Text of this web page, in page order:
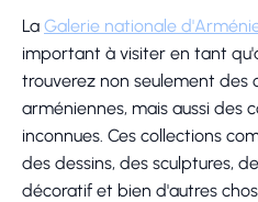
La Galerie nationale
important à visiter en tant
trouverez non seulement
arméniennes, mais aussi des
inconnues. Ces collections
des dessins, des sculptures,
décoratif et bien d'autres